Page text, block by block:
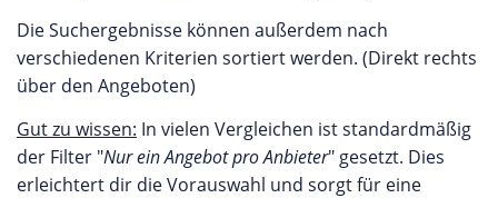
Die Suchergebnisse können außerdem nach
verschiedenen Kriterien sortiert werden. (Direkt rechts
über den Angeboten)
Gut zu wissen: In vielen Vergleichen ist standardmäßig
der Filter "Nur ein Angebot pro Anbieter" gesetzt. Dies
erleichtert dir die Vorauswahl und sorgt für eine